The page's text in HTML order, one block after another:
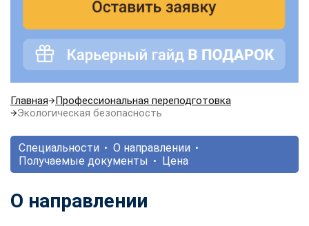
Главная
Профессиональная переподготовка
Экологическая безопасность
Специальности
О направлении
Получаемые документы
Цена
О направлении